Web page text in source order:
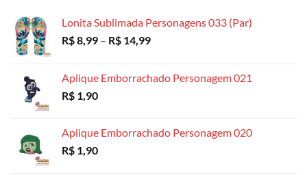
Lonita Sublimada Personagens 033 (Par)
R$8,99 – R$ 14,99Faixa
R$ 8,99
Aplique Emborrachado Personagem 021
R$ 1,90
Aplique Emborrachado Personagem 020
R$ 1,90